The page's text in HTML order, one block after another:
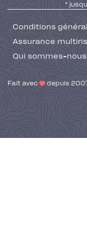
*
Conditions
Assurance
Qui sommes-
Fait avec depuis